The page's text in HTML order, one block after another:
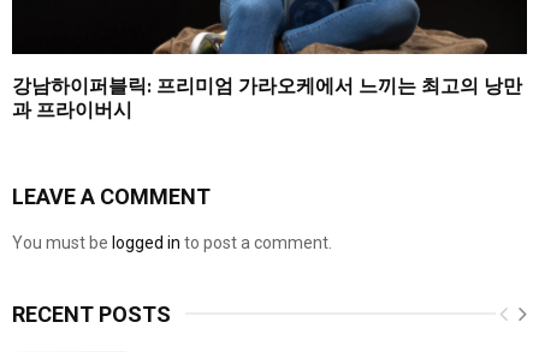
강남하이퍼블릭: 프리미엄 가라오케에서 느끼는 최고의 낭만
과 프라이버시
LEAVE A COMMENT
You must be logged in to post a comment.
RECENT POSTS